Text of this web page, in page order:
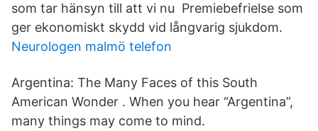
som tar hänsyn till att vi nu Premiebefrielse som
ger ekonomiskt skydd vid långvarig sjukdom.
Neurologen malmö telefon
Argentina: The Many Faces of this South
American Wonder . When you hear “Argentina”,
many things may come to mind.